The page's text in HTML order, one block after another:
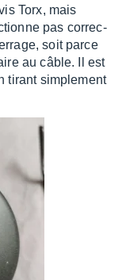
Torx, mais
pas correc­
soit parce
au câble. Il est
tirant simple­ment